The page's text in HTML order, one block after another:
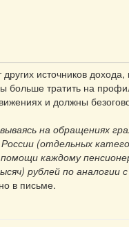
других источников
больше тратить на
и должны
на обращениях
(отдельных
каждому
рублей по аналогии
в письме.